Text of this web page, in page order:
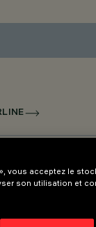
vous acceptez le
son utilisation et